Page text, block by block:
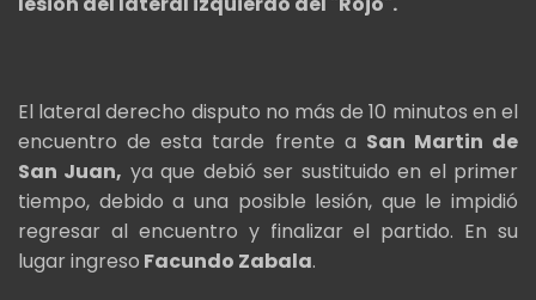
El lateral derecho disputo no más de 10 minutos en el
encuentro de esta tarde frente a San Martin de
San Juan, ya que debió ser sustituido en el primer
tiempo, debido a una posible lesión, que le impidió
regresar al encuentro y finalizar el partido. En su
lugar ingreso Facundo Zabala.